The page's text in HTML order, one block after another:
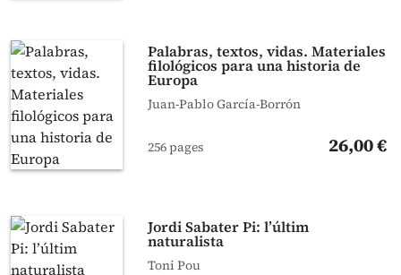
Palabras, textos, vidas. Materiales
filológicos para una historia de
Europa
Juan-Pablo García-Borrón
256 pages 26,00 €
Jordi Sabater Pi: l’últim
naturalista
Toni Pou